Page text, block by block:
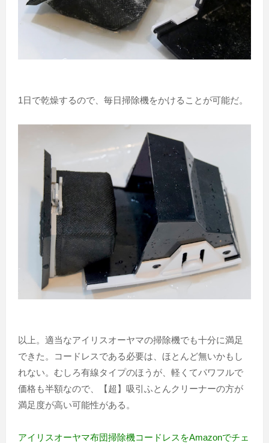
1日で乾燥するので、毎日掃除機をかけることが可能だ。
以上。適当なアイリスオーヤマの掃除機でも十分に満足
できた。コードレスである必要は、ほとんど無いかもし
れない。むしろ有線タイプのほうが、軽くてパワフルで
価格も半額なので、【超】吸引ふとんクリーナーの方が
満足度が高い可能性がある。
アイリスオーヤマ布団掃除機コードレスをAmazonでチェ